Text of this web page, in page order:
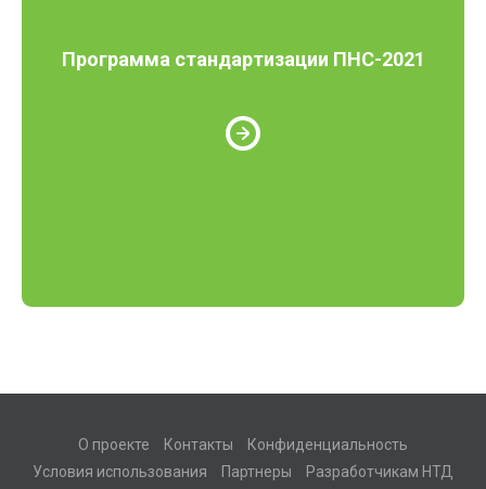
Программа стандартизации ПНС-2021
О проекте Контакты
Конфиденциальность
Условия использования
Партнеры Разработчикам НТД